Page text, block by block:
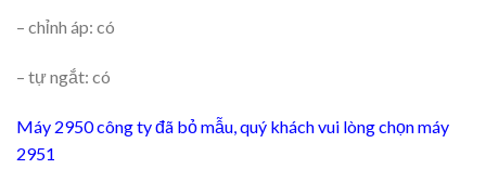
– chỉnh áp: có
– tự ngắt: có
Máy 2950 công ty đã bỏ mẫu, quý khách vui lòng chọn máy
2951